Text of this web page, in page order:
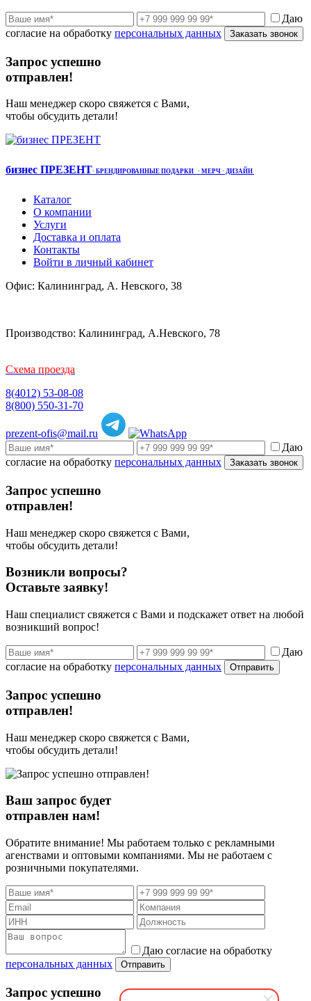
Даю
согласие на обработку персональных данных Заказать звонок
Запрос успешно
отправлен!
Наш менеджер скоро свяжется с Вами,
чтобы обсудить детали!
бизнес ПРЕЗЕНТ· БРЕНДИРОВАННЫЕ ПОДАРКИ · МЕРЧ · ДИЗАЙН
Каталог
О компании
Услуги
Доставка и оплата
Контакты
Войти в личный кабинет
Офис: Калининград, А. Невского, 38
Производство: Калининград, А.Невского, 78
Схема проезда
8(4012) 53-08-08
8(800) 550-31-70
prezent-ofis@mail.ru
Даю
согласие на обработку персональных данных Заказать звонок
Запрос успешно
отправлен!
Наш менеджер скоро свяжется с Вами,
чтобы обсудить детали!
Возникли вопросы?
Оставьте заявку!
Наш специалист свяжется с Вами и подскажет ответ на любой
возникший вопрос!
Даю
согласие на обработку персональных данных Отправить
Запрос успешно
отправлен!
Наш менеджер скоро свяжется с Вами,
чтобы обсудить детали!
Ваш запрос будет
отправлен нам!
Обратите внимание! Мы работаем только с рекламными
агенствами и оптовыми компаниями. Мы не работаем с
розничными покупателями.
Даю согласие на обработку
персональных данных
Отправить
Запрос успешно